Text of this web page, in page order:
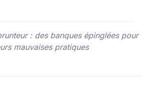
: des banques épinglées pour
mauvaises pratiques